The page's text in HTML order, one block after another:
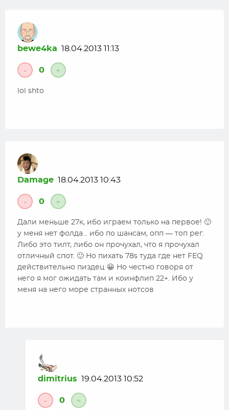
bewe4ka 18.04.2013 11:13
- 0 +
lol shto
Damage 18.04.2013 10:43
- 0 +
Дали меньше 27к, ибо играем только на первое! 🙂
у меня нет фолда… ибо по шансам, опп — топ рег.
Либо это тилт, либо он прочухал, что я прочухал
отличный спот. 🙂 Но пихать 78s туда где нет FEQ
действительно пиздец 😀 Но честно говоря от
него я мог ожидать там и коинфлип 22+. Ибо у
меня на него море странных нотсов
dimitrius 19.04.2013 10:52
- 0 +